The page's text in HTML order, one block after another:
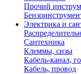
Прочий
Электрика и
Сантехника
Клеммы, сизы
Кабель-канал,
Кабель, провод